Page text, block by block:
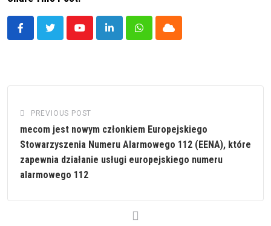
YoutubeLinkedInWhatsappCloud
PREVIOUS POST
mecom jest nowym członkiem Europejskiego
Stowarzyszenia Numeru Alarmowego 112 (EENA), które
zapewnia działanie usługi europejskiego numeru
alarmowego 112